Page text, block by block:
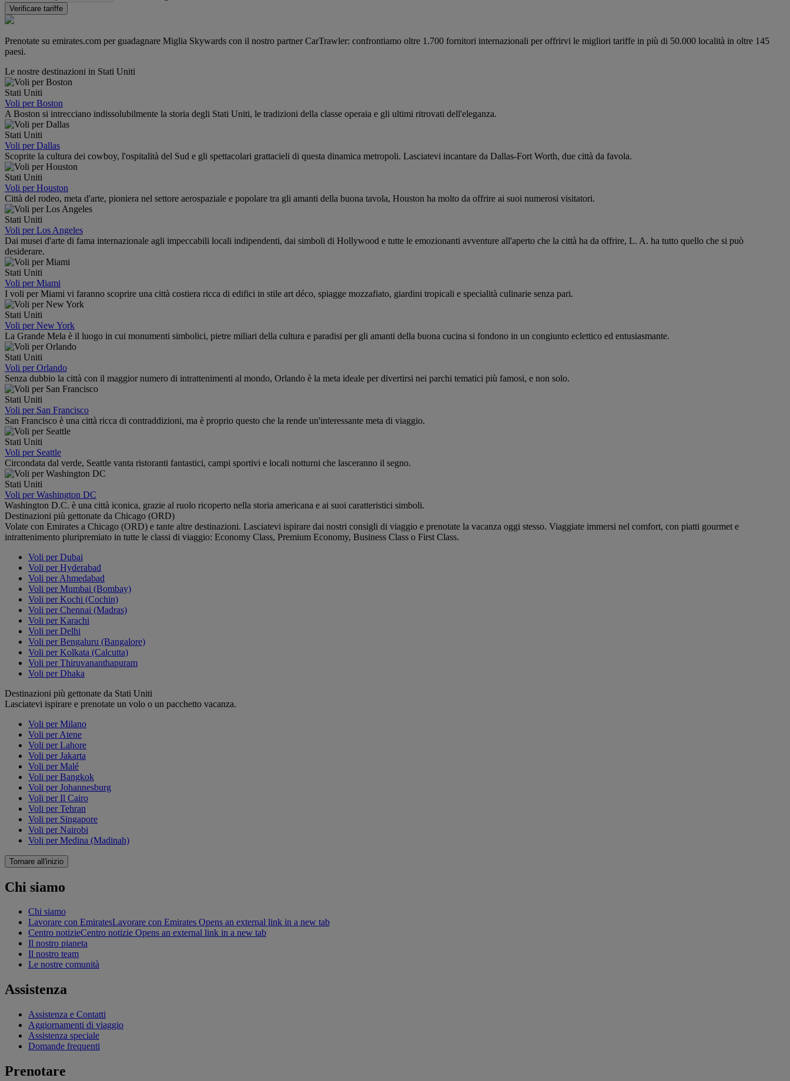
Verificare tariffe
Prenotate su emirates.com per guadagnare Miglia Skywards con il nostro partner CarTrawler: confrontiamo oltre 1.700 fornitori internazionali per offrirvi le migliori tariffe in più di 50.000 località in oltre 145
paesi.
Le nostre destinazioni in Stati Uniti
Stati Uniti
Voli per Boston
A Boston si intrecciano indissolubilmente la storia degli Stati Uniti, le tradizioni della classe operaia e gli ultimi ritrovati dell'eleganza.
Stati Uniti
Voli per Dallas
Scoprite la cultura dei cowboy, l'ospitalità del Sud e gli spettacolari grattacieli di questa dinamica metropoli. Lasciatevi incantare da Dallas-Fort Worth, due città da favola.
Stati Uniti
Voli per Houston
Città del rodeo, meta d'arte, pioniera nel settore aerospaziale e popolare tra gli amanti della buona tavola, Houston ha molto da offrire ai suoi numerosi visitatori.
Stati Uniti
Voli per Los Angeles
Dai musei d'arte di fama internazionale agli impeccabili locali indipendenti, dai simboli di Hollywood e tutte le emozionanti avventure all'aperto che la città ha da offrire, L. A. ha tutto quello che si può
desiderare.
Stati Uniti
Voli per Miami
I voli per Miami vi faranno scoprire una città costiera ricca di edifici in stile art déco, spiagge mozzafiato, giardini tropicali e specialità culinarie senza pari.
Stati Uniti
Voli per New York
La Grande Mela è il luogo in cui monumenti simbolici, pietre miliari della cultura e paradisi per gli amanti della buona cucina si fondono in un congiunto eclettico ed entusiasmante.
Stati Uniti
Voli per Orlando
Senza dubbio la città con il maggior numero di intrattenimenti al mondo, Orlando è la meta ideale per divertirsi nei parchi tematici più famosi, e non solo.
Stati Uniti
Voli per San Francisco
San Francisco è una città ricca di contraddizioni, ma è proprio questo che la rende un'interessante meta di viaggio.
Stati Uniti
Voli per Seattle
Circondata dal verde, Seattle vanta ristoranti fantastici, campi sportivi e locali notturni che lasceranno il segno.
Stati Uniti
Voli per Washington DC
Washington D.C. è una città iconica, grazie al ruolo ricoperto nella storia americana e ai suoi caratteristici simboli.
Destinazioni più gettonate da Chicago (ORD)
Volate con Emirates a Chicago (ORD) e tante altre destinazioni. Lasciatevi ispirare dai nostri consigli di viaggio e prenotate la vacanza oggi stesso. Viaggiate immersi nel comfort, con piatti gourmet e
intrattenimento pluripremiato in tutte le classi di viaggio: Economy Class, Premium Economy, Business Class o First Class.
Voli per Dubai
Voli per Hyderabad
Voli per Ahmedabad
Voli per Mumbai (Bombay)
Voli per Kochi (Cochin)
Voli per Chennai (Madras)
Voli per Karachi
Voli per Delhi
Voli per Bengaluru (Bangalore)
Voli per Kolkata (Calcutta)
Voli per Thiruvananthapuram
Voli per Dhaka
Destinazioni più gettonate da Stati Uniti
Lasciatevi ispirare e prenotate un volo o un pacchetto vacanza.
Voli per Milano
Voli per Atene
Voli per Lahore
Voli per Jakarta
Voli per Malé
Voli per Bangkok
Voli per Johannesburg
Voli per Il Cairo
Voli per Tehran
Voli per Singapore
Voli per Nairobi
Voli per Medina (Madinah)
Tornare all'inizio
Chi siamo
Chi siamo
Lavorare con EmiratesLavorare con Emirates Opens an external link in a new tab
Centro notizieCentro notizie Opens an external link in a new tab
Il nostro pianeta
Il nostro team
Le nostre comunità
Assistenza
Assistenza e Contatti
Aggiornamenti di viaggio
Assistenza speciale
Domande frequenti
Prenotare